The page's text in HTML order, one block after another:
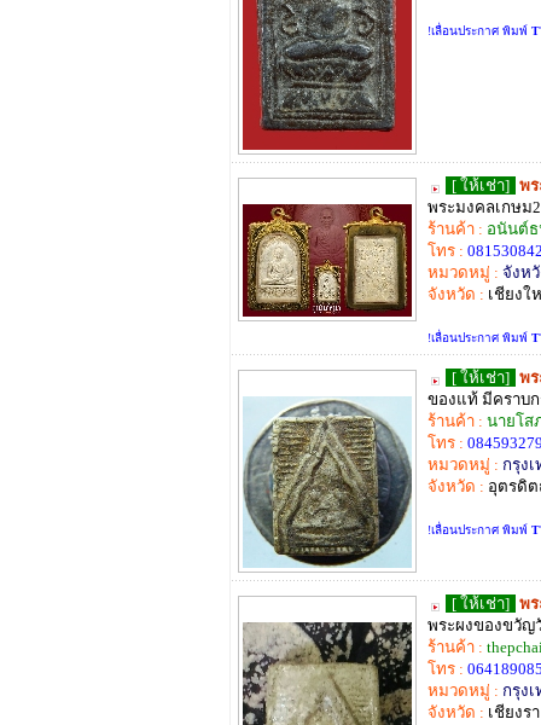
!เลื่อนประกาศ พิมพ์
[ ให้เช่า] พ
พระมงคลเกษม
ร้านค้า : อนันต์ธ
โทร :
หมวดหมู่ : จังห
จังหวัด : เชียงใ
!เลื่อนประกาศ พิมพ์
[ ให้เช่า] พ
ของแท้ มีคราบก
ร้านค้า : นายโ
โทร :
หมวดหมู่ : กรุง
จังหวัด : อุตรดิ
!เลื่อนประกาศ พิมพ์
[ ให้เช่า] พ
พระผงของขวัญ
ร้านค้า :
โทร :
หมวดหมู่ : กรุง
จังหวัด : เชียงร